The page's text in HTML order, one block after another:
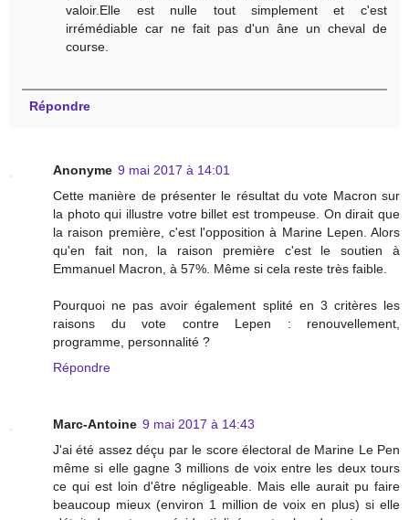
valoir.Elle est nulle tout simplement et c'est
irrémédiable car ne fait pas d'un âne un cheval de
course.
Répondre
Anonyme 9 mai 2017 à 14:01
Cette manière de présenter le résultat du vote Macron sur
la photo qui illustre votre billet est trompeuse. On dirait que
la raison première, c'est l'opposition à Marine Lepen. Alors
qu'en fait non, la raison première c'est le soutien à
Emmanuel Macron, à 57%. Même si cela reste très faible.
Pourquoi ne pas avoir également splité en 3 critères les
raisons du vote contre Lepen : renouvellement,
programme, personnalité ?
Répondre
Marc-Antoine 9 mai 2017 à 14:43
J'ai été assez déçu par le score électoral de Marine Le Pen
même si elle gagne 3 millions de voix entre les deux tours
ce qui est loin d'être négligeable. Mais elle aurait pu faire
beaucoup mieux (environ 1 million de voix en plus) si elle